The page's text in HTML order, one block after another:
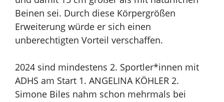
Beinen sei. Durch diese Körpergrößen
Erweiterung würde er sich einen
unberechtigten Vorteil verschaffen.
2024 sind mindestens 2. Sportler*innen mit
ADHS am Start 1. ANGELINA KÖHLER 2.
Simone Biles nahm schon mehrmals bei